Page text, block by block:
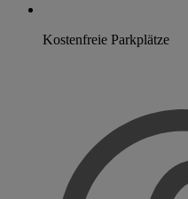
Kostenfreie Parkplätze